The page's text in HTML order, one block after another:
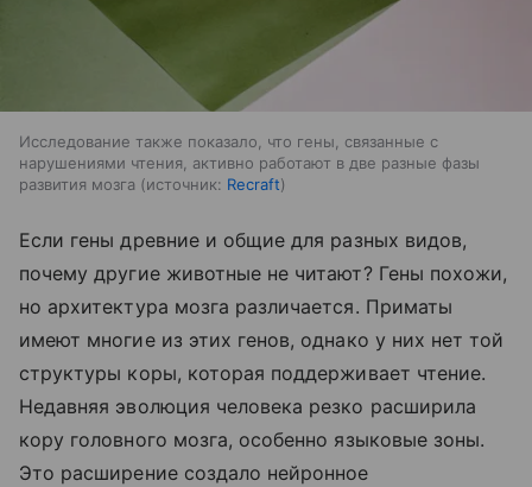
Исследование также показало, что гены, связанные с
нарушениями чтения, активно работают в две разные фазы
развития мозга
источник: Recraft
Если гены древние и общие для разных видов,
почему другие животные не читают? Гены похожи,
но архитектура мозга различается. Приматы
имеют многие из этих генов, однако у них нет той
структуры коры, которая поддерживает чтение.
Недавняя эволюция человека резко расширила
кору головного мозга, особенно языковые зоны.
Это расширение создало нейронное